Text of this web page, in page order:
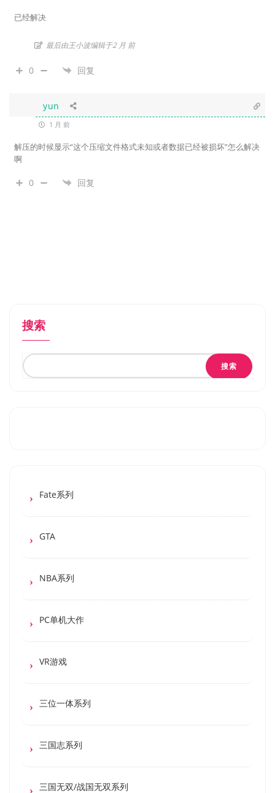
已经解决
最后由王小波编辑于2 月 前
0 回复
yun
1 月 前
解压的时候显示“这个压缩文件格式未知或者数据已经被损坏”怎么解决
啊
0 回复
搜索
搜索
Fate系列
GTA
NBA系列
PC单机大作
VR游戏
三位一体系列
三国志系列
三国无双/战国无双系列